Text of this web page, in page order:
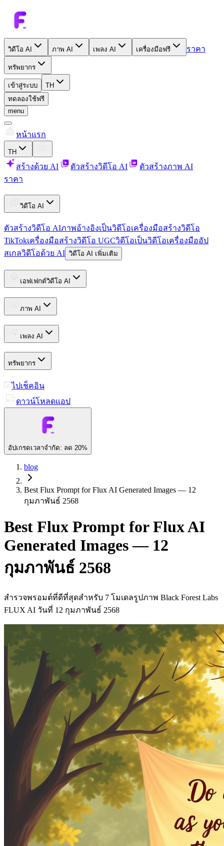
วิดีโอ AI ภาพ AI เพลง AI เครื่องมือฟรี ราคา
ทรัพยากร
เข้าสู่ระบบ
TH
ทดลองใช้ฟรี
menu
หน้าแรก
TH
สร้างด้วย AI ตัวสร้างวิดีโอ AI
ตัวสร้างภาพ AI
ราคา
วิดีโอ AI
ตัวสร้างวิดีโอ AIภาพอ้างอิงเป็นวิดีโอเครื่องมือสร้างวิดีโอ
TikTokเครื่องมือสร้างวิดีโอ UGCวิดีโอเป็นวิดีโอเครื่องมืออัป
สเกลวิดีโอด้วย AI วิดีโอ AI เพิ่มเติม
เอฟเฟกต์วิดีโอ AI
ภาพ AI
เพลง AI
ทรัพยากร
ไปเช็คอิน
ดาวน์โหลดแอป
อัปเกรดเวลาจำกัด: ลด 20%
blog
Best Flux Prompt for Flux AI Generated Images — 12
กุมภาพันธ์ 2568
Best Flux Prompt for Flux AI
Generated Images — 12
กุมภาพันธ์ 2568
สำรวจพรอมต์ที่ดีที่สุดสำหรับ 7 โมเดลรูปภาพ Black Forest Labs
FLUX AI วันที่ 12 กุมภาพันธ์ 2568